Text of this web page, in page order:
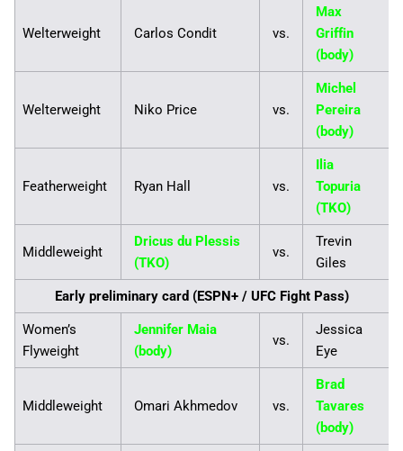
Welterweight Carlos Condit vs.
Max
Griffin
(body)
Welterweight Niko Price vs.
Michel
Pereira
(body)
Featherweight Ryan Hall vs.
Ilia
Topuria
(TKO)
Middleweight
Dricus du Plessis
(TKO)
vs.
Trevin
Giles
Early preliminary card (ESPN+ / UFC Fight Pass)
Women’s
Flyweight
Jennifer Maia
(body)
vs.
Jessica
Eye
Middleweight Omari Akhmedov vs.
Brad
Tavares
(body)